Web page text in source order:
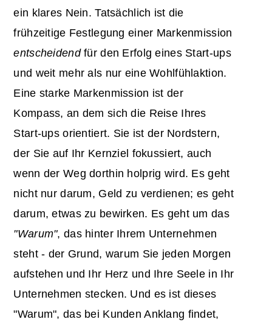
ein klares Nein. Tatsächlich ist die
frühzeitige Festlegung einer Markenmission
entscheidendfür den Erfolg eines Start-ups
und weit mehr als nur eine Wohlfühlaktion.
Eine starke Markenmission ist der
Kompass, an dem sich die Reise Ihres
Start-ups orientiert. Sie ist der Nordstern,
der Sie auf Ihr Kernziel fokussiert, auch
wenn der Weg dorthin holprig wird. Es geht
nicht nur darum, Geld zu verdienen; es geht
darum, etwas zu bewirken. Es geht um das
"Warum", das hinter Ihrem Unternehmen
steht - der Grund, warum Sie jeden Morgen
aufstehen und Ihr Herz und Ihre Seele in Ihr
Unternehmen stecken. Und es ist dieses
"Warum", das bei Kunden Anklang findet,